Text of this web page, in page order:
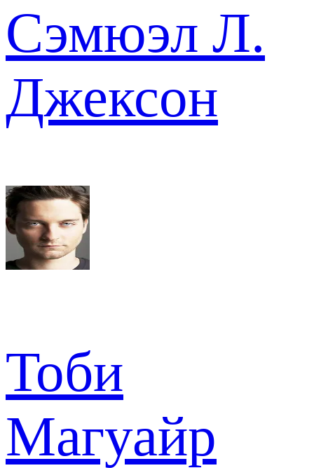
Сэмюэл Л.
Джексон
Тоби
Магуайр